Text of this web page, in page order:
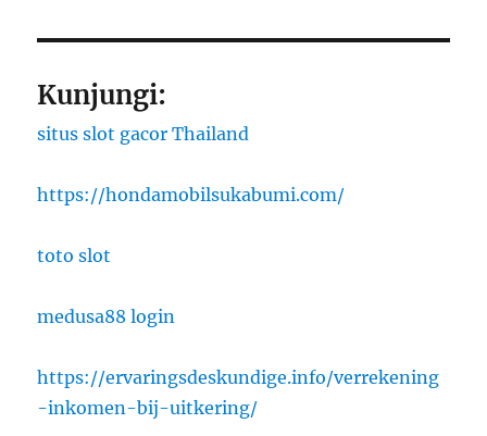
Kunjungi:
situs slot gacor Thailand
https://hondamobilsukabumi.com/
toto slot
medusa88 login
https://ervaringsdeskundige.info/verrekening
-inkomen-bij-uitkering/